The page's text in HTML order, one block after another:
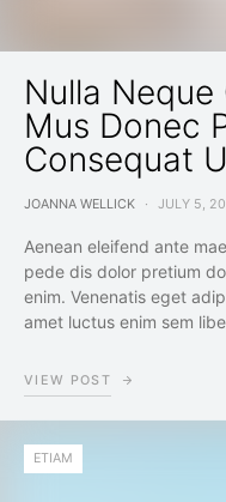
Nulla
Mus Donec
Consequat
JOANNA WELLICK JULY 5,
Aenean eleifend ante
pede dis dolor pretium
enim. Venenatis eget
amet luctus enim sem
VIEW POST
ETIAM